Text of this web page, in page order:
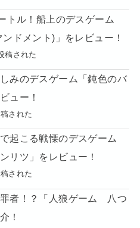
トル！船上のデスゲーム
ンドメント)」をレビュー！
稿された
みのデスゲーム「鈍色のバ
ュー！
された
起こる戦慄のデスゲーム
リツ」をレビュー！
された
者！？「人狼ゲーム 八つ
！